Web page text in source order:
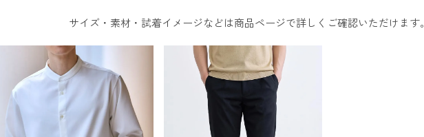
サイズ・素材・試着イメージなどは商品ページで詳しくご確認いただけます。